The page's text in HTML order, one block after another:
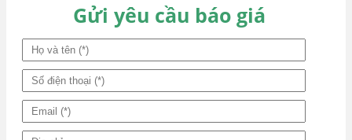
Gửi yêu cầu báo giá